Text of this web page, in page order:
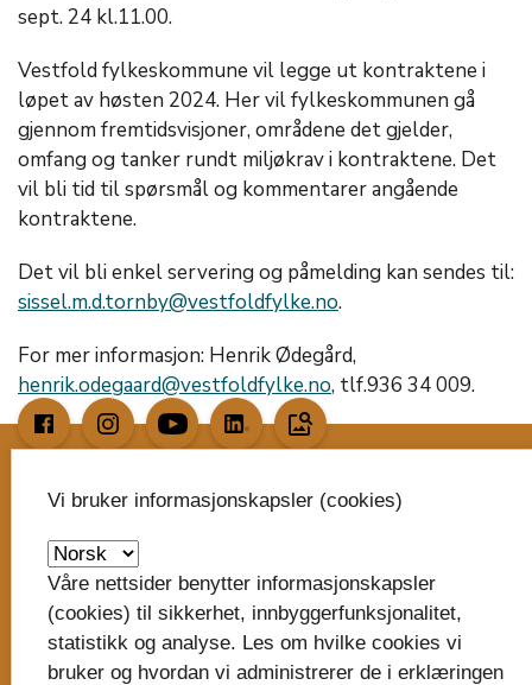
sept. 24 kl.11.00.
Vestfold fylkeskommune vil legge ut kontraktene i
løpet av høsten 2024. Her vil fylkeskommunen gå
gjennom fremtidsvisjoner, områdene det gjelder,
omfang og tanker rundt miljøkrav i kontraktene. Det
vil bli tid til spørsmål og kommentarer angående
kontraktene.
Det vil bli enkel servering og påmelding kan sendes til:
sissel.m.d.tornby@vestfoldfylke.no.
For mer informasjon: Henrik Ødegård,
henrik.odegaard@vestfoldfylke.no, tlf.936 34 009.
image_search
Skriv til oss
Vestfold fylkeskommune
Postboks 1213
Trudvang
3105 Tønsberg
Vi bruker informasjonskapsler (cookies)
Våre nettsider benytter informasjonskapsler
(cookies) til sikkerhet, innbyggerfunksjonalitet,
statistikk og analyse. Les om hvilke cookies vi
bruker og hvordan vi administrerer de i erklæringen